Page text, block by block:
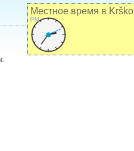
Местное время в Krško
PM